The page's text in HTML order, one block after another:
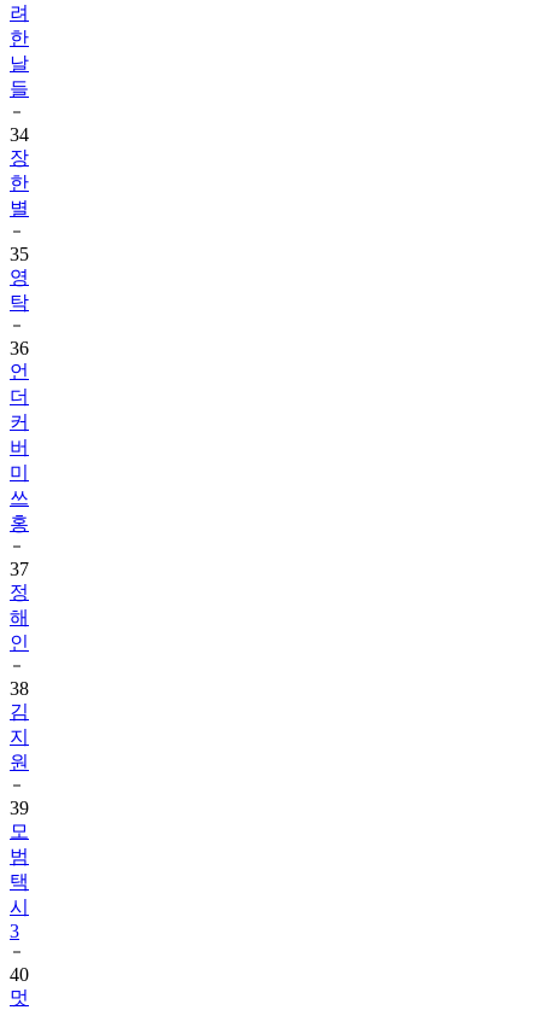
려
한
날
들
34
장
한
별
35
영
탁
36
언
더
커
버
미
쓰
홍
37
정
해
인
38
김
지
원
39
모
범
택
시
3
40
멋